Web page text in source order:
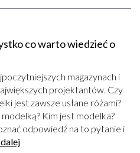
co warto wiedzieć o
magazynach i
projektantów. Czy
jest zawsze usłane różami?
modelką? Kim jest modelka?
odpowiedź na to pytanie i